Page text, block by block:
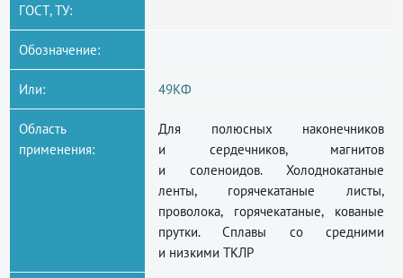
ГОСТ, ТУ:
Обозначение:
Или: 49КФ
Область
применения:
Для полюсных наконечников
и сердечников, магнитов
и соленоидов. Холоднокатаные
ленты, горячекатаные листы,
проволока, горячекатаные, кованые
прутки. Сплавы со средними
и низкими ТКЛР